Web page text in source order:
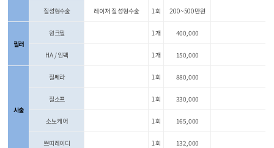
질성형수술 레이저 질 성형수술 1회 200~500만원
필러
윙크필 1개 400,000
HA / 임팩 1개 150,000
시술
질쎄라 1회 880,000
질소프 1회 330,000
소노케어 1회 165,000
쁘띠레이디 1회 132,000